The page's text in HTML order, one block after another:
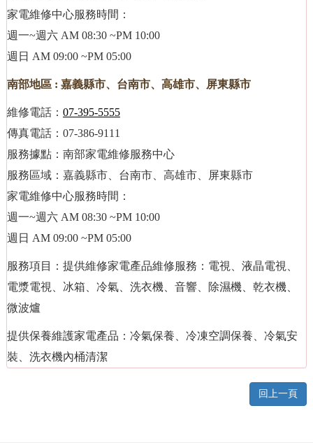
家電維修中心服務時間：
週一~週六 AM 08:30 ~PM 10:00
週日 AM 09:00 ~PM 05:00
南部地區 : 嘉義縣市、台南市、高雄市、屏東縣市
維修電話： 07-395-5555
傳真電話：07-386-9111
服務據點：南部家電維修服務中心
服務區域：嘉義縣市、台南市、高雄市、屏東縣市
家電維修中心服務時間：
週一~週六 AM 08:30 ~PM 10:00
週日 AM 09:00 ~PM 05:00
服務項目：提供維修家電產品維修服務：電視、液晶電視、
電漿電視、冰箱、冷氣、洗衣機、音響、除濕機、乾衣機、
微波爐
提供保養維護家電產品：冷氣保養、冷凍空調保養、冷氣安
裝、洗衣機內桶清潔
回上一頁